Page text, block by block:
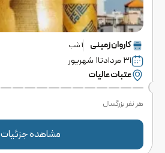
کاروانزمینی 1شب
۳۱ مرداد تا۱ شهریور
عتبات عالیات
هر نفر بزرگسال
مشاهده جزئیات